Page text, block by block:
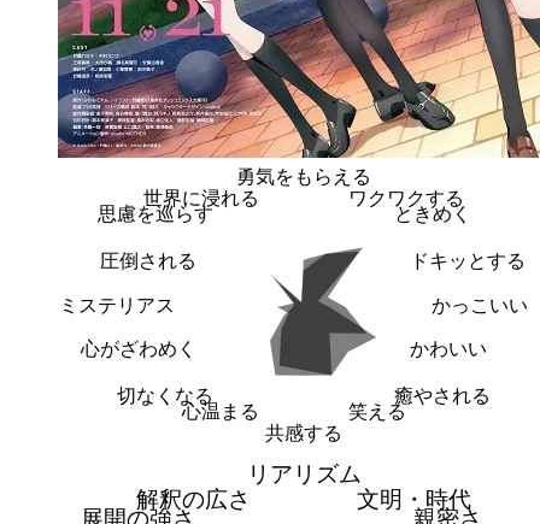
勇気をもらえる
ワクワクする
ときめく
ドキッとする
かっこいい
かわいい
癒やされる
笑える
共感する
心温まる
切なくなる
心がざわめく
ミステリアス
圧倒される
思慮を巡らす
世界に浸れる
リアリズム
文明・時代
親密さ
展開の強さ
解釈の広さ